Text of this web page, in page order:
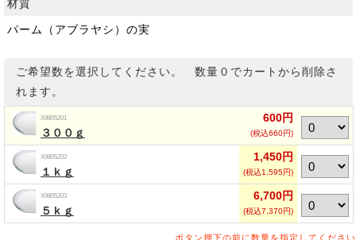
材質
パーム（アブラヤシ）の実
ご希望数を選択してください。 数量０でカートから削除さ
れます。
X9805201
３００ｇ
600円
(税込660円)
X9805202
１ｋｇ
1,450円
(税込1,595円)
X9805203
５ｋｇ
6,700円
(税込7,370円)
ボタン押下の前に数量を指定してください